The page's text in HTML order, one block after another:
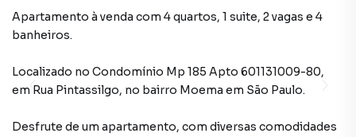
Apartamento à venda com 4 quartos, 1 suite, 2 vagas e 4
banheiros.
Localizado no Condomínio Mp 185 Apto 601131009-80,
em Rua Pintassilgo, no bairro Moema em São Paulo.
Desfrute de um apartamento, com diversas comodidades